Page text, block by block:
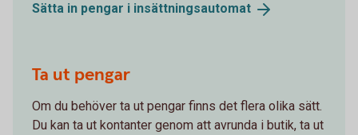
Sätta in pengar i insättningsautomat
Ta ut pengar
Om du behöver ta ut pengar finns det flera olika sätt.
Du kan ta ut kontanter genom att avrunda i butik, ta ut